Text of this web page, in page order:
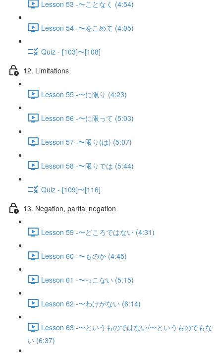
Lesson 53 -〜ことなく (4:54)
Lesson 54 -〜をこめて (4:05)
Quiz - [103]〜[108]
12. Limitations
Lesson 55 -〜に限り (4:23)
Lesson 56 -〜に限って (5:03)
Lesson 57 -〜限り(は) (5:07)
Lesson 58 -〜限りでは (5:44)
Quiz - [109]〜[116]
13. Negation, partial negation
Lesson 59 -〜どころではない (4:31)
Lesson 60 -〜ものか (4:45)
Lesson 61 -〜っこない (5:15)
Lesson 62 -〜わけがない (6:14)
Lesson 63 -〜というものではない/〜というものでもな
い (6:37)